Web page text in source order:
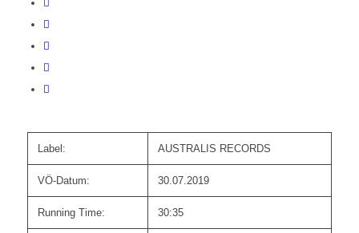
Label: AUSTRALIS RECORDS
VÖ-Datum: 30.07.2019
Running Time: 30:35